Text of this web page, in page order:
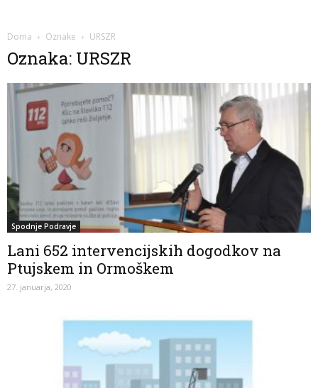
Doma Oznake URSZR
Oznaka: URSZR
Spodnje Podravje
Lani 652 intervencijskih dogodkov na
Ptujskem in Ormoškem
27. januarja, 2020